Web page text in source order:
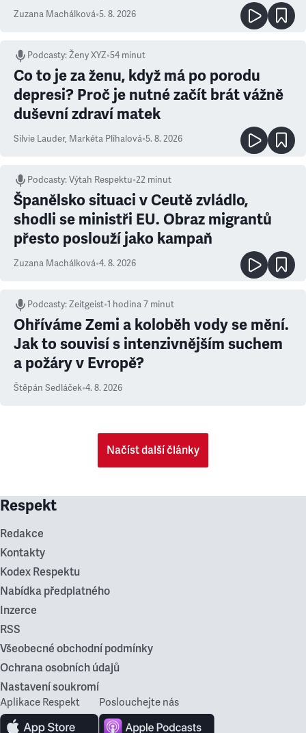
Zuzana Machálková•5. 8. 2026
Podcasty:Ženy XYZ•54 minut
Co to je za ženu, když má po porodu
depresi? Proč je nutné začít brát vážně
duševní zdraví matek
Silvie Lauder, Markéta Plíhalová•5. 8. 2026
Podcasty:Výtah Respektu•22 minut
Španělsko situaci v Ceutě zvládlo,
shodli se ministři EU. Obraz migrantů
přesto poslouží jako kampaň
Zuzana Machálková•4. 8. 2026
Podcasty:Zeitgeist•1 hodina 7 minut
Ohříváme Zemi a koloběh vody se mění.
Jak to souvisí s intenzivnějším suchem
a požáry v Evropě?
Štěpán Sedláček•4. 8. 2026
Načíst další články
Respekt
Redakce
Kontakty
Kodex Respektu
Nabídka předplatného
Inzerce
RSS
Všeobecné obchodní podmínky
Ochrana osobních údajů
Nastavení soukromí
Aplikace Respekt Poslouchejte nás